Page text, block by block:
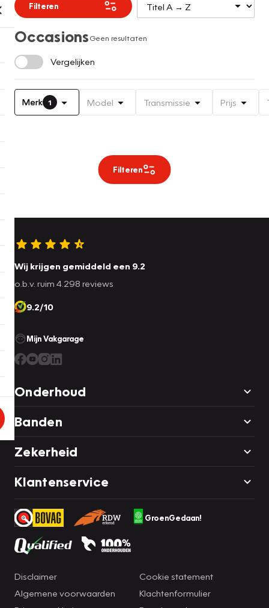
Filteren
OccasionsGeen resultaten
Vergelijken
Merk 1 Model Transmissie Prijs
Filteren
Wij krijgen gemiddeld een 9.2
o.b.v. ruim 4.298 reviews
9.2/10
Mijn Vakgarage
Onderhoud
Banden
Zekerheid
Klantenservice
GroenGedaan!
Disclaimer
Algemene voorwaarden
Cookie statement
Klachtenformulier